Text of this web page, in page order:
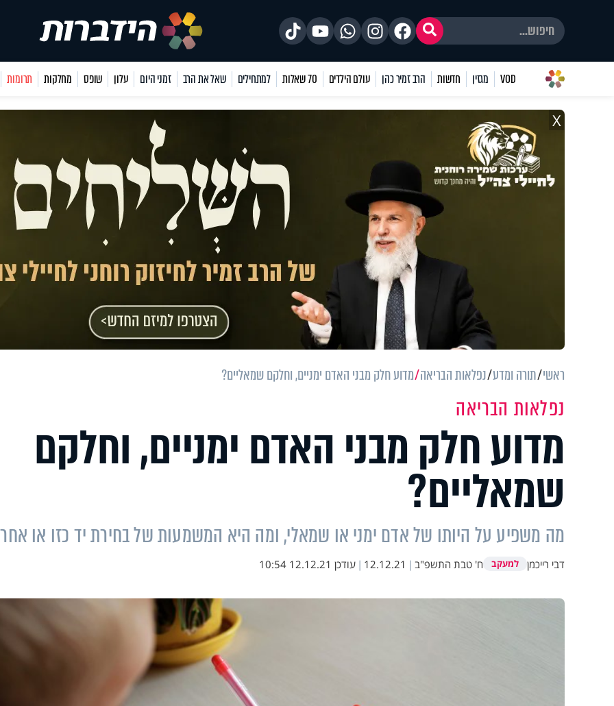
VOD מגזין חדשות הרב זמיר כהן עולם הילדים 70 שאלות למתחילים שאל את הרב זמני היום עלון שופס מחלקות תרומות
X
ראשי תורה ומדע נפלאות הבריאה מדוע חלק מבני האדם ימניים, וחלקם שמאליים?
נפלאות הבריאה
מדוע חלק מבני האדם ימניים, וחלקם
שמאליים?
מה משפיע על היותו של אדם ימני או שמאלי, ומה היא המשמעות של בחירת יד כזו או
דבי רייכמן למעקב ח' טבת התשפ"ב |
12.12.21
| עודכן 12.12.21 10:54